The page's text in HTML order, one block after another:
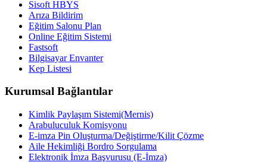
Sisoft HBYS
Arıza Bildirim
Eğitim Salonu Plan
Online Eğitim Sistemi
Fastsoft
Bilgisayar Envanter
Kep Listesi
Kurumsal Bağlantılar
Kimlik Paylaşım Sistemi(Mernis)
Arabuluculuk Komisyonu
E-imza Pin Oluşturma/Değiştirme/Kilit Çözme
Aile Hekimliği Bordro Sorgulama
Elektronik İmza Başvurusu (E-İmza)